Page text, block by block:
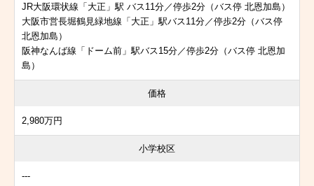
JR大阪環状線「大正」駅 バス11分／停歩2分（バス停 北恩加島）
大阪市営長堀鶴見緑地線「大正」駅バス11分／停歩2分（バス停
北恩加島）
阪神なんば線「ドーム前」駅バス15分／停歩2分（バス停 北恩加
島）
価格
2,980万円
小学校区
---